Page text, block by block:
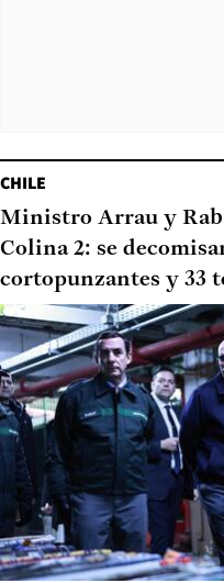
CHILE
Ministro Arrau y
Colina 2: se
cortopunzantes y 33